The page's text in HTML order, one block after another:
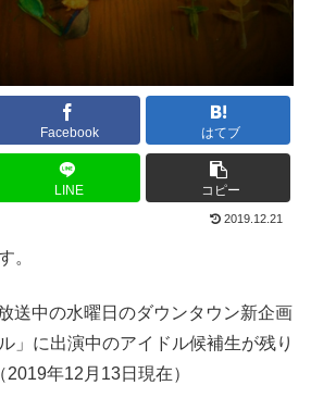
Facebook はてブ
LINE コピー
2019.12.21
。
送中の水曜日のダウンタウン新企画
」に出演中のアイドル候補生が残り
年12月13日現在）